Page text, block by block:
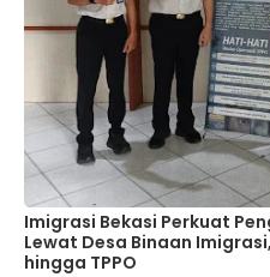
Imigrasi Bekasi Perkuat
Lewat Desa Binaan
hingga TPPO